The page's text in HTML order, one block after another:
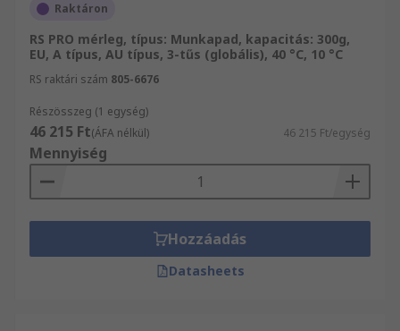
Raktáron
RS PRO mérleg, típus: Munkapad, kapacitás: 300g,
EU, A típus, AU típus, 3-tűs (globális), 40 °C, 10 °C
RS raktári szám 805-6676
Részösszeg (1 egység)
46 215 Ft(ÁFA nélkül) 46 215 Ft/egység
Mennyiség
Hozzáadás
Datasheets